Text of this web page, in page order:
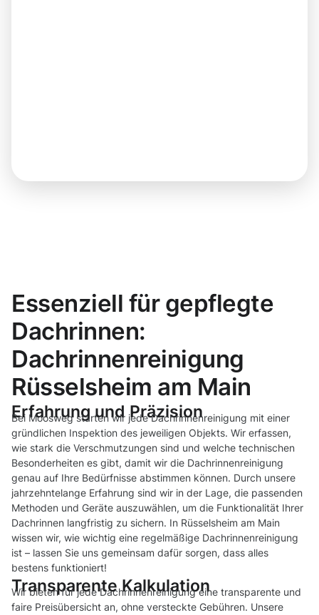
Essenziell für gepflegte
Dachrinnen:
Dachrinnenreinigung
Rüsselsheim am Main
Erfahrung und Präzision
Bei Moosweg starten wir jede Dachrinnenreinigung mit einer
gründlichen Inspektion des jeweiligen Objekts. Wir erfassen,
wie stark die Verschmutzungen sind und welche technischen
Besonderheiten es gibt, damit wir die Dachrinnenreinigung
genau auf Ihre Bedürfnisse abstimmen können. Durch unsere
jahrzehntelange Erfahrung sind wir in der Lage, die passenden
Methoden und Geräte auszuwählen, um die Funktionalität Ihrer
Dachrinnen langfristig zu sichern. In Rüsselsheim am Main
wissen wir, wie wichtig eine regelmäßige Dachrinnenreinigung
ist – lassen Sie uns gemeinsam dafür sorgen, dass alles
bestens funktioniert!
Transparente Kalkulation
Wir bieten für jede Dachrinnenreinigung eine transparente und
faire Preisübersicht an, ohne versteckte Gebühren. Unsere